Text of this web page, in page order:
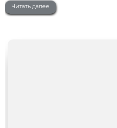
Читать далее